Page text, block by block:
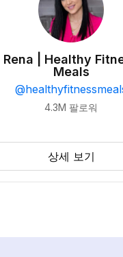
Rena | Healthy
Meals
@
4.3M 팔로워
상세 보기